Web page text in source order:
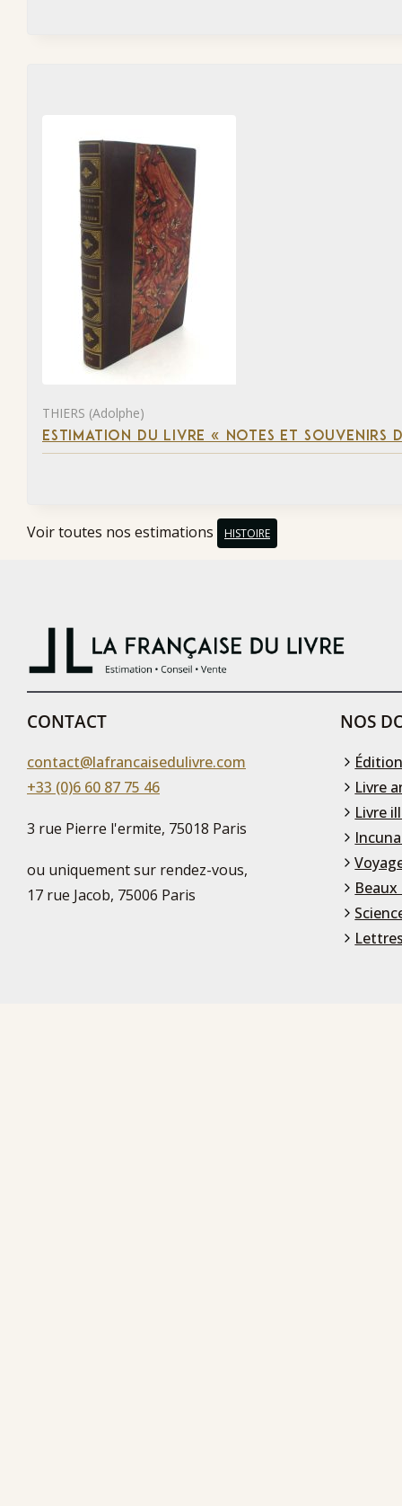
THIERS (Adolphe)
ESTIMATION DU LIVRE « NOTES ET SOUVENIRS
Voir toutes nos estimations HISTOIRE
CONTACT
contact@lafrancaisedulivre.com
+33 (0)6 60 87 75 46
3 rue Pierre l'ermite, 75018 Paris
ou uniquement sur rendez-vous,
17 rue Jacob, 75006 Paris
NOS
Livre
Livre